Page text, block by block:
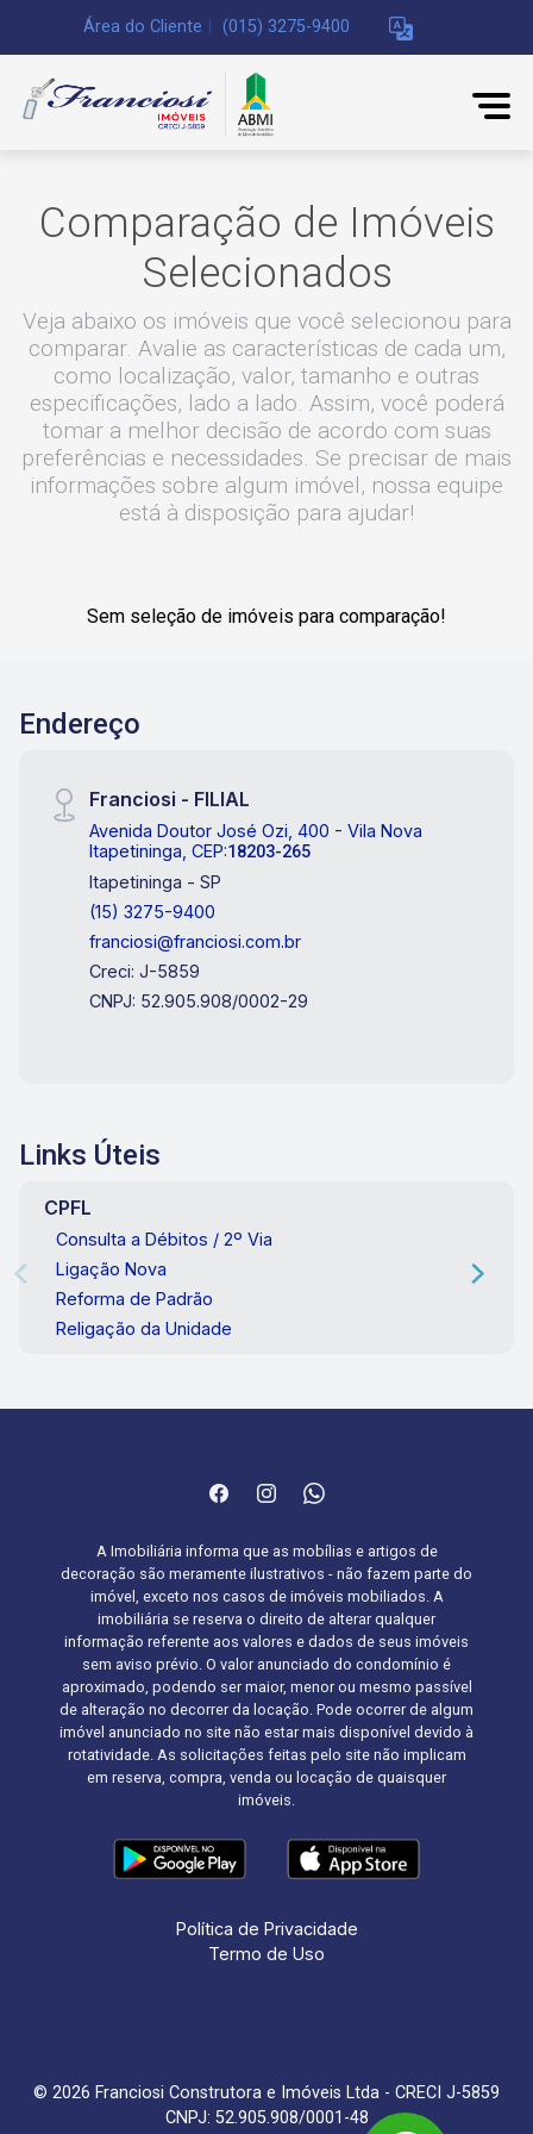
Área do Cliente (015) 3275-9400
Comparação de Imóveis
Selecionados
Veja abaixo os imóveis que você selecionou para
comparar. Avalie as características de cada um,
como localização, valor, tamanho e outras
especificações, lado a lado. Assim, você poderá
tomar a melhor decisão de acordo com suas
preferências e necessidades. Se precisar de mais
informações sobre algum imóvel, nossa equipe
está à disposição para ajudar!
Sem seleção de imóveis para comparação!
Endereço
Franciosi - FILIAL
Avenida Doutor José Ozi, 400 - Vila Nova
Itapetininga, CEP:18203-265
Itapetininga - SP
(15) 3275-9400
franciosi@franciosi.com.br
Creci: J-5859
CNPJ: 52.905.908/0002-29
Links Úteis
CPFL
Consulta a Débitos / 2º Via
Ligação Nova
Reforma de Padrão
Religação da Unidade
A Imobiliária informa que as mobílias e artigos de
decoração são meramente ilustrativos - não fazem parte do
imóvel, exceto nos casos de imóveis mobiliados. A
imobiliária se reserva o direito de alterar qualquer
informação referente aos valores e dados de seus imóveis
sem aviso prévio. O valor anunciado do condomínio é
aproximado, podendo ser maior, menor ou mesmo passível
de alteração no decorrer da locação. Pode ocorrer de algum
imóvel anunciado no site não estar mais disponível devido à
rotatividade. As solicitações feitas pelo site não implicam
em reserva, compra, venda ou locação de quaisquer
imóveis.
Política de Privacidade
Termo de Uso
© 2026 Franciosi Construtora e Imóveis Ltda - CRECI J-5859
CNPJ: 52.905.908/0001-48